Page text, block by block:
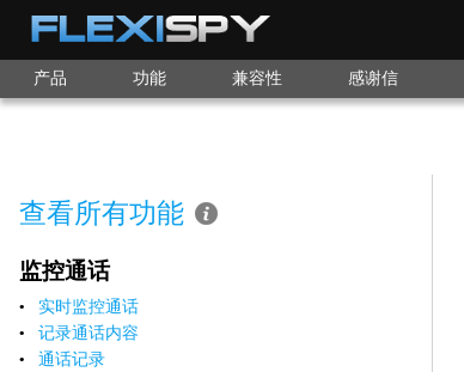
产品 功能 兼容性 感谢信
查看所有功能
监控通话
实时监控通话
记录通话内容
通话记录